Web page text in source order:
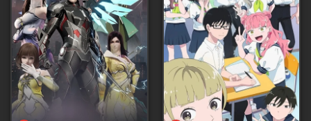
Tập 31
Tập 32
Tập 33
Tập 34
Tập 35